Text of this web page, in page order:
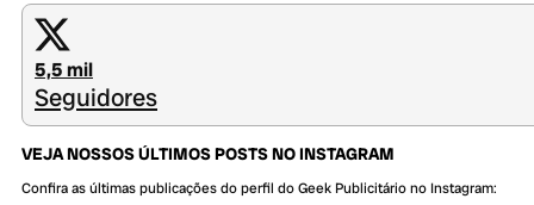
5,5 mil
Seguidores
VEJA NOSSOS ÚLTIMOS POSTS NO INSTAGRAM
Confira as últimas publicações do perfil do Geek Publicitário no Instagram: